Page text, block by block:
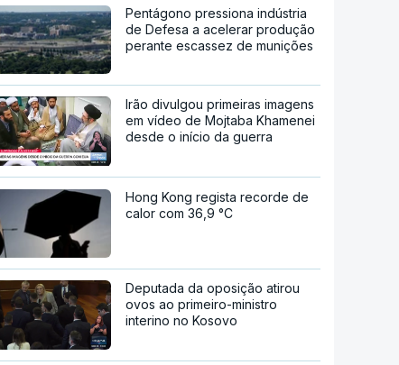
Pentágono pressiona indústria
de Defesa a acelerar produção
perante escassez de munições
Irão divulgou primeiras imagens
em vídeo de Mojtaba Khamenei
desde o início da guerra
Hong Kong regista recorde de
calor com 36,9 °C
Deputada da oposição atirou
ovos ao primeiro-ministro
interino no Kosovo